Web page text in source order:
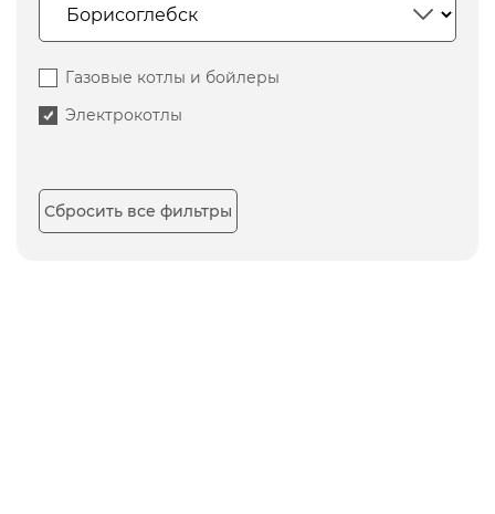
Газовые котлы и бойлеры
Электрокотлы
Сбросить все фильтры